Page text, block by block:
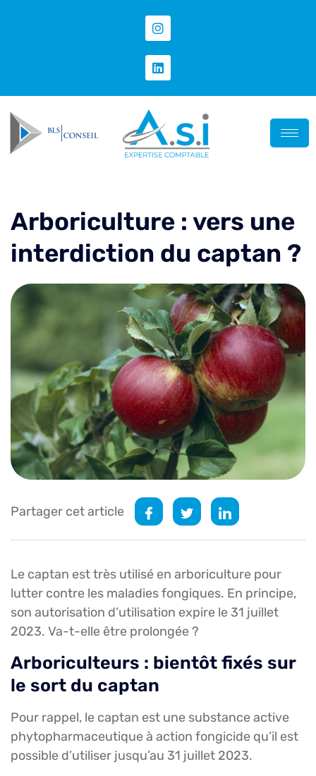
Arboriculture : vers une
interdiction du captan ?
Partager cet article
Le captan est très utilisé en arboriculture pour
lutter contre les maladies fongiques. En principe,
son autorisation d’utilisation expire le 31 juillet
2023. Va-t-elle être prolongée ?
Arboriculteurs : bientôt fixés sur
le sort du captan
Pour rappel, le captan est une substance active
phytopharmaceutique à action fongicide qu’il est
possible d’utiliser jusqu’au 31 juillet 2023.